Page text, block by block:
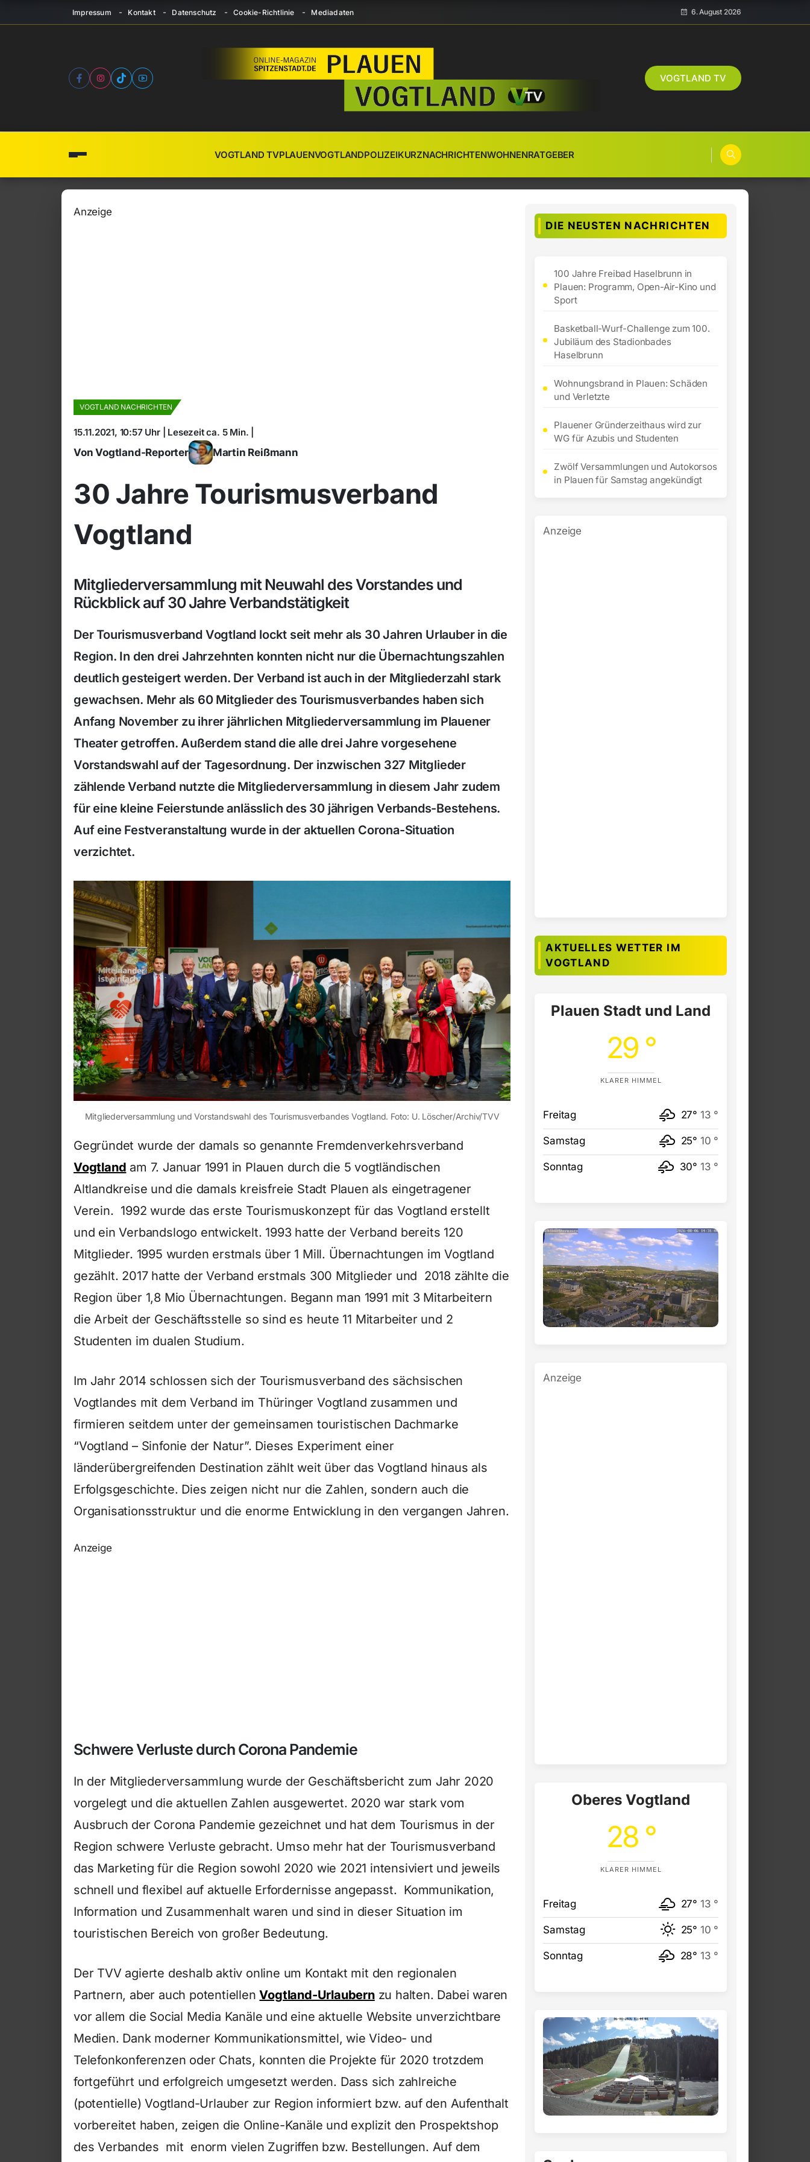
Impressum Kontakt Datenschutz Cookie-Richtlinie Mediadaten 6. August 2026
VOGTLAND TV
VOGTLAND TVPLAUENVOGTLANDPOLIZEIKURZNACHRICHTENWOHNENRATGEBER
Anzeige
VOGTLAND NACHRICHTEN
15.11.2021, 10:57 Uhr | Lesezeit ca. 5 Min. |
Von Vogtland-Reporter Martin Reißmann
30 Jahre Tourismusverband
Vogtland
Mitgliederversammlung mit Neuwahl des Vorstandes und
Rückblick auf 30 Jahre Verbandstätigkeit
Der Tourismusverband Vogtland lockt seit mehr als 30 Jahren Urlauber in die
Region. In den drei Jahrzehnten konnten nicht nur die Übernachtungszahlen
deutlich gesteigert werden. Der Verband ist auch in der Mitgliederzahl stark
gewachsen. Mehr als 60 Mitglieder des Tourismusverbandes haben sich
Anfang November zu ihrer jährlichen Mitgliederversammlung im Plauener
Theater getroffen. Außerdem stand die alle drei Jahre vorgesehene
Vorstandswahl auf der Tagesordnung. Der inzwischen 327 Mitglieder
zählende Verband nutzte die Mitgliederversammlung in diesem Jahr zudem
für eine kleine Feierstunde anlässlich des 30 jährigen Verbands-Bestehens.
Auf eine Festveranstaltung wurde in der aktuellen Corona-Situation
verzichtet.
Mitgliederversammlung und Vorstandswahl des Tourismusverbandes Vogtland. Foto: U. Löscher/Archiv/TVV
Gegründet wurde der damals so genannte Fremdenverkehrsverband
Vogtland am 7. Januar 1991 in Plauen durch die 5 vogtländischen
Altlandkreise und die damals kreisfreie Stadt Plauen als eingetragener
Verein. 1992 wurde das erste Tourismuskonzept für das Vogtland erstellt
und ein Verbandslogo entwickelt. 1993 hatte der Verband bereits 120
Mitglieder. 1995 wurden erstmals über 1 Mill. Übernachtungen im Vogtland
gezählt. 2017 hatte der Verband erstmals 300 Mitglieder und 2018 zählte die
Region über 1,8 Mio Übernachtungen. Begann man 1991 mit 3 Mitarbeitern
die Arbeit der Geschäftsstelle so sind es heute 11 Mitarbeiter und 2
Studenten im dualen Studium.
Im Jahr 2014 schlossen sich der Tourismusverband des sächsischen
Vogtlandes mit dem Verband im Thüringer Vogtland zusammen und
firmieren seitdem unter der gemeinsamen touristischen Dachmarke
“Vogtland – Sinfonie der Natur”. Dieses Experiment einer
länderübergreifenden Destination zählt weit über das Vogtland hinaus als
Erfolgsgeschichte. Dies zeigen nicht nur die Zahlen, sondern auch die
Organisationsstruktur und die enorme Entwicklung in den vergangen Jahren.
Anzeige
Schwere Verluste durch Corona Pandemie
In der Mitgliederversammlung wurde der Geschäftsbericht zum Jahr 2020
vorgelegt und die aktuellen Zahlen ausgewertet. 2020 war stark vom
Ausbruch der Corona Pandemie gezeichnet und hat dem Tourismus in der
Region schwere Verluste gebracht. Umso mehr hat der Tourismusverband
das Marketing für die Region sowohl 2020 wie 2021 intensiviert und jeweils
schnell und flexibel auf aktuelle Erfordernisse angepasst. Kommunikation,
Information und Zusammenhalt waren und sind in dieser Situation im
touristischen Bereich von großer Bedeutung.
Der TVV agierte deshalb aktiv online um Kontakt mit den regionalen
Partnern, aber auch potentiellenVogtland-Urlaubernzu halten. Dabei waren
vor allem die Social Media Kanäle und eine aktuelle Website unverzichtbare
Medien. Dank moderner Kommunikationsmittel, wie Video- und
Telefonkonferenzen oder Chats, konnten die Projekte für 2020 trotzdem
fortgeführt und erfolgreich umgesetzt werden. Dass sich zahlreiche
(potentielle) Vogtland-Urlauber zur Region informiert bzw. auf den Aufenthalt
vorbereitet haben, zeigen die Online-Kanäle und explizit den Prospektshop
des Verbandes mit enorm vielen Zugriffen bzw. Bestellungen. Auf dem
DIE NEUSTEN NACHRICHTEN
100 Jahre Freibad Haselbrunn in
Plauen: Programm, Open-Air-Kino und
Sport
Basketball-Wurf-Challenge zum 100.
Jubiläum des Stadionbades
Haselbrunn
Wohnungsbrand in Plauen: Schäden
und Verletzte
Plauener Gründerzeithaus wird zur
WG für Azubis und Studenten
Zwölf Versammlungen und Autokorsos
in Plauen für Samstag angekündigt
Anzeige
AKTUELLES WETTER IM
VOGTLAND
Plauen Stadt und Land
29 °
KLARER HIMMEL
Freitag 27° 13 °
Samstag 25° 10 °
Sonntag 30° 13 °
Anzeige
Oberes Vogtland
28 °
KLARER HIMMEL
Freitag 27° 13 °
Samstag 25° 10 °
Sonntag 28° 13 °